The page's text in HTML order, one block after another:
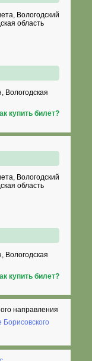
Вологодский
область
Вологодская
купить билет?
Вологодский
область
Вологодская
купить билет?
направления